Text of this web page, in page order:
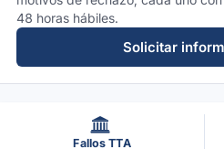
48 horas hábiles.
Solicitar
Fallos TTA